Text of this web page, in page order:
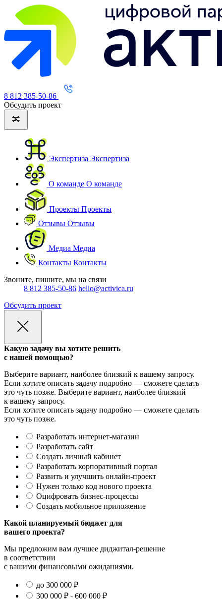
8 812 385-50-86
Обсудить проект
Экспертиза Экспертиза
О команде О команде
Проекты Проекты
Отзывы Отзывы
Медиа Медиа
Контакты Контакты
Звоните, пишите, мы на связи
8 812 385-50-86 hello@activica.ru
Обсудить проект
Какую задачу вы хотите решить
с нашей помощью?
Выберите вариант, наиболее близкий к вашему запросу.
Если хотите описать задачу подробно — сможете сделать
это чуть позже. Выберите вариант, наиболее близкий
к вашему запросу.
Если хотите описать задачу подробно — сможете сделать
это чуть позже.
Разработать интернет-магазин
Разработать сайт
Создать личный кабинет
Разработать корпоративный портал
Развить и улучшить онлайн-проект
Нужен только код нового проекта
Оцифровать бизнес-процессы
Создать мобильное приложение
Какой планируемый бюджет для
вашего проекта?
Мы предложим вам лучшее диджитал-решение
в соответствии
с вашими финансовыми ожиданиями.
до 300 000 ₽
300 000 ₽ - 600 000 ₽